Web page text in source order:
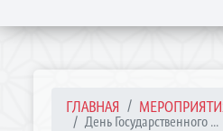
ГЛАВНАЯ
День Государственного ...